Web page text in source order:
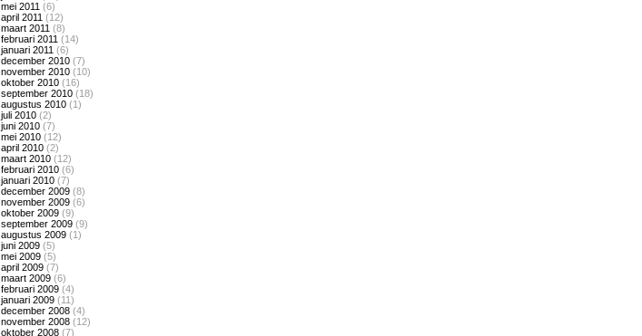
mei 2011 (6)
april 2011 (12)
maart 2011 (8)
februari 2011 (14)
januari 2011 (6)
december 2010 (7)
november 2010 (10)
oktober 2010 (16)
september 2010 (18)
augustus 2010 (1)
juli 2010 (2)
juni 2010 (7)
mei 2010 (12)
april 2010 (2)
maart 2010 (12)
februari 2010 (6)
januari 2010 (7)
december 2009 (8)
november 2009 (6)
oktober 2009 (9)
september 2009 (9)
augustus 2009 (1)
juni 2009 (5)
mei 2009 (5)
april 2009 (7)
maart 2009 (6)
februari 2009 (4)
januari 2009 (11)
december 2008 (4)
november 2008 (12)
oktober 2008 (7)